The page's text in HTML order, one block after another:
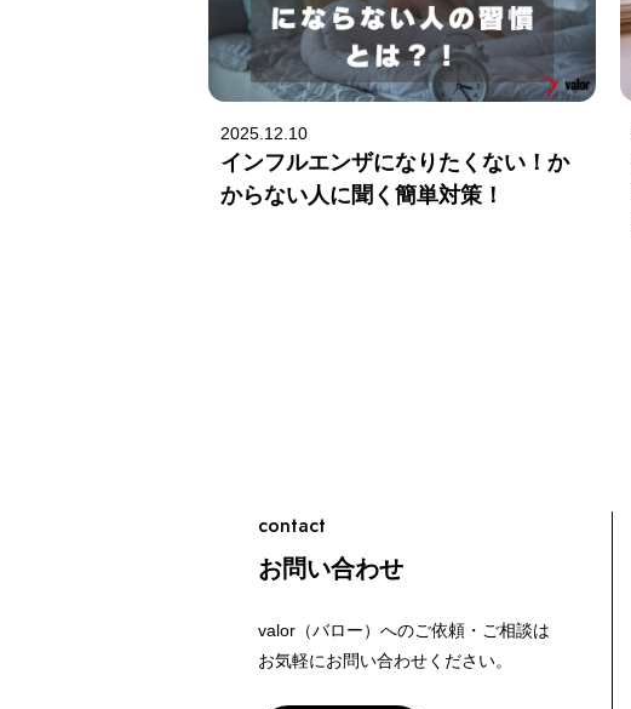
2025.12.10
インフルエンザになりたくない！か
からない人に聞く簡単対策！
contact
お問い合わせ
valor（バロー）へのご依頼・ご相談は
お気軽にお問い合わせください。